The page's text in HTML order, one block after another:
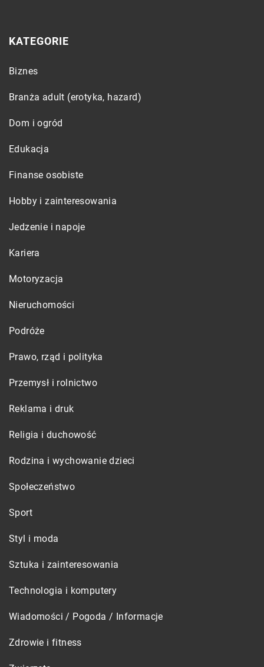
KATEGORIE
Biznes
Branża adult (erotyka, hazard)
Dom i ogród
Edukacja
Finanse osobiste
Hobby i zainteresowania
Jedzenie i napoje
Kariera
Motoryzacja
Nieruchomości
Podróże
Prawo, rząd i polityka
Przemysł i rolnictwo
Reklama i druk
Religia i duchowość
Rodzina i wychowanie dzieci
Społeczeństwo
Sport
Styl i moda
Sztuka i zainteresowania
Technologia i komputery
Wiadomości / Pogoda / Informacje
Zdrowie i fitness